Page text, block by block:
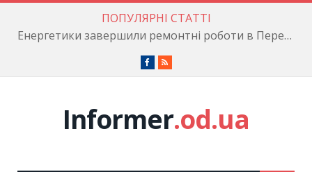
ПОПУЛЯРНІ СТАТТІ
Енергетики завершили ремонтні роботи в Пересипському районі
Facebook
RSS
Informer.od.ua